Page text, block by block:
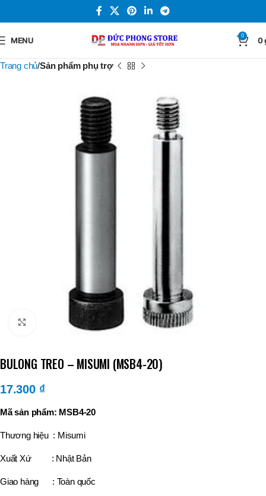
MENU 0 0
Trang chủ Sản phẩm phụ trợ
Click to enlarge
BULONG TREO – MISUMI (MSB4-20)
17.300 ₫
Mã sản phẩm: MSB4-20
Thương hiệu : Misumi
Xuất Xứ : Nhật Bản
Giao hàng : Toàn quốc